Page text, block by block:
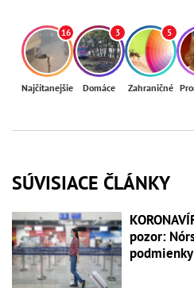
16
Najčítanejšie
3
Domáce
5
Zahraničné
SÚVISIACE ČLÁNKY
pozor: